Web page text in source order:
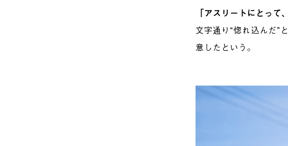
「アスリートにとって
文字通り“惚れ込んだ”
意したという。